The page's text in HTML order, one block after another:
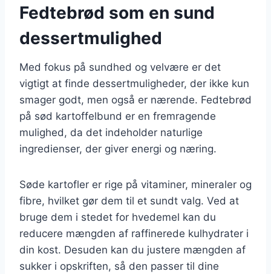
Fedtebrød som en sund
dessertmulighed
Med fokus på sundhed og velvære er det
vigtigt at finde dessertmuligheder, der ikke kun
smager godt, men også er nærende. Fedtebrød
på sød kartoffelbund er en fremragende
mulighed, da det indeholder naturlige
ingredienser, der giver energi og næring.
Søde kartofler er rige på vitaminer, mineraler og
fibre, hvilket gør dem til et sundt valg. Ved at
bruge dem i stedet for hvedemel kan du
reducere mængden af raffinerede kulhydrater i
din kost. Desuden kan du justere mængden af
sukker i opskriften, så den passer til dine